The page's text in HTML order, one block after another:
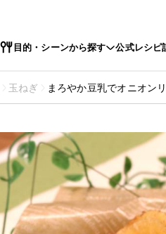
目的・シーンから探す 公式レシピ
玉ねぎ まろやか豆乳でオニオン